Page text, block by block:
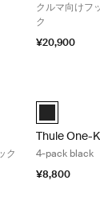
クルマ向けフ
ク
¥20,900
ター ブラック
ク
Black
Thule One-
4-pack black
¥8,800